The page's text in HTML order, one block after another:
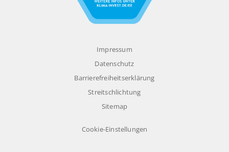
Impressum
Datenschutz
Barrierefreiheitserklärung
Streitschlichtung
Sitemap
Cookie-Einstellungen